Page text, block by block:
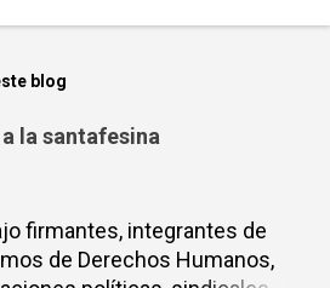
blog
a la santafesina
firmantes, integrantes de
de Derechos Humanos,